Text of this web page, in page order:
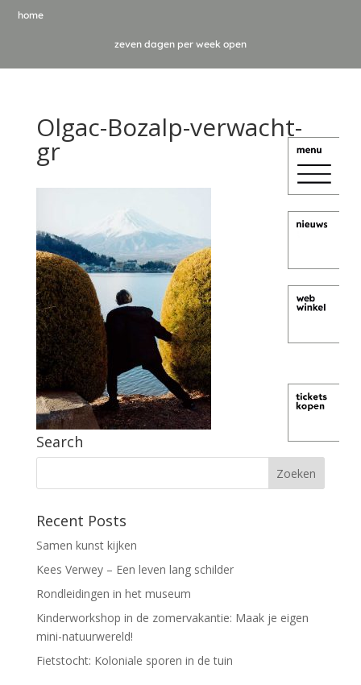
home
zeven dagen per week open
Olgac-Bozalp-verwacht-
gr
Search
Recent Posts
Samen kunst kijken
Kees Verwey – Een leven lang schilder
Rondleidingen in het museum
Kinderworkshop in de zomervakantie: Maak je eigen
mini-natuurwereld!
Fietstocht: Koloniale sporen in de tuin